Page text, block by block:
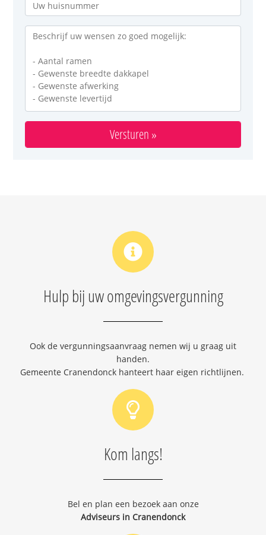
Hulp bij uw omgevingsvergunning
Ook de vergunningsaanvraag nemen wij u graag uit
handen.
Gemeente Cranendonck hanteert haar eigen richtlijnen.
Kom langs!
Bel en plan een bezoek aan onze
Adviseurs in Cranendonck